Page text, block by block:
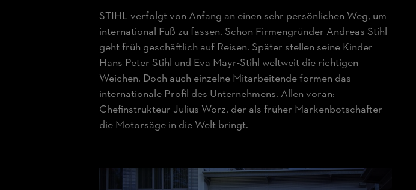
STIHL verfolgt von Anfang an einen sehr persönlichen Weg, um
international Fuß zu fassen. Schon Firmengründer Andreas Stihl
geht früh geschäftlich auf Reisen. Später stellen seine Kinder
Hans Peter Stihl und Eva Mayr-Stihl weltweit die richtigen
Weichen. Doch auch einzelne Mitarbeitende formen das
internationale Profil des Unternehmens. Allen voran:
Chefinstrukteur Julius Wörz, der als früher Markenbotschafter
die Motorsäge in die Welt bringt.